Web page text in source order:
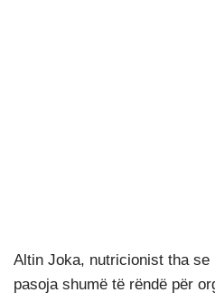
Altin Joka, nutricionist tha se
pasoja shumë të rëndë për